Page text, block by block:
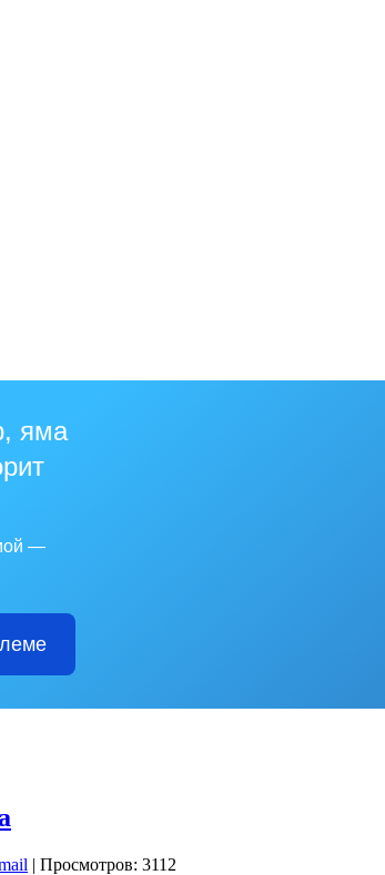
яма
—
| Просмотров: 3112